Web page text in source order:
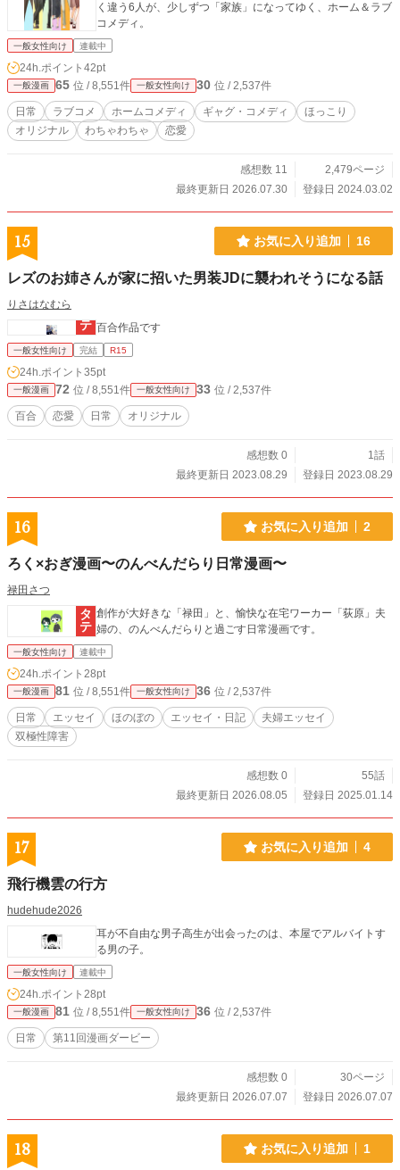
く違う6人が、少しずつ「家族」になってゆく、ホーム＆ラブ
コメディ。
一般女性向け 連載中
24h.ポイント 42pt
一般漫画 65 位 / 8,551件 一般女性向け 30 位 / 2,537件
日常 ラブコメ ホームコメディ ギャグ・コメディ
ほっこり
オリジナル
わちゃわちゃ 恋愛
感想数 11
2,479ページ
最終更新日 2026.07.30
登録日 2024.03.02
15 お気に入り追加 16
レズのお姉さんが家に招いた男装JDに襲われそうになる話
りさはなむら
百合作品です
一般女性向け 完結 R15
24h.ポイント 35pt
一般漫画 72 位 / 8,551件 一般女性向け 33 位 / 2,537件
百合 恋愛 日常 オリジナル
感想数 0
1話
最終更新日 2023.08.29
登録日 2023.08.29
16 お気に入り追加 2
ろく×おぎ漫画〜のんべんだらり日常漫画〜
禄田さつ
創作が大好きな「禄田」と、愉快な在宅ワーカー「荻原」夫
婦の、のんべんだらりと過ごす日常漫画です。
一般女性向け 連載中
24h.ポイント 28pt
一般漫画 81 位 / 8,551件 一般女性向け 36 位 / 2,537件
日常 エッセイ ほのぼの エッセイ・日記
夫婦エッセイ
双極性障害
感想数 0
55話
最終更新日 2026.08.05
登録日 2025.01.14
17 お気に入り追加 4
飛行機雲の行方
hudehude2026
耳が不自由な男子高生が出会ったのは、本屋でアルバイトす
る男の子。
一般女性向け 連載中
24h.ポイント 28pt
一般漫画 81 位 / 8,551件 一般女性向け 36 位 / 2,537件
日常 第11回漫画ダービー
感想数 0
30ページ
最終更新日 2026.07.07
登録日 2026.07.07
18 お気に入り追加 1